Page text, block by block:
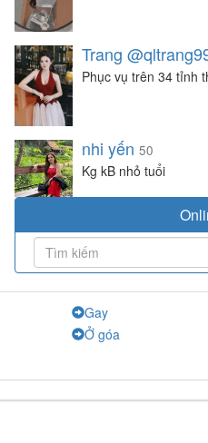
Trang
Phục vụ trên 34 tỉnh
nhi yến 50
Kg kB nhỏ tuổi
Gay
Ở góa